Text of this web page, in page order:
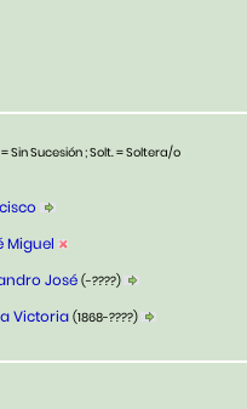
Sin Sucesión ; Solt. = Soltera/o
Miguel
José (-????)
Victoria (1868-????)